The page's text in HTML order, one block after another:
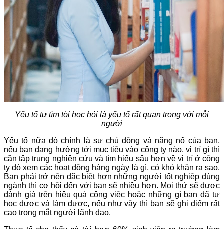
Yếu tố tự tìm tòi học hỏi là yếu tố rất quan trọng với mỗi
người
Yếu tố nữa đó chính là sự chủ động và năng nổ của bạn,
nếu bạn đang hướng tới mục tiêu vào công ty nào, vị trí gì thì
cần tập trung nghiên cứu và tìm hiểu sâu hơn về vị trí ở công
ty đó xem các hoạt động hàng ngày là gì, có khó khăn ra sao.
Bạn phải trở nên đặc biệt hơn những người tốt nghiệp đúng
ngành thì cơ hội đến với bạn sẽ nhiều hơn. Mọi thứ sẽ được
đánh giá trên hiệu quả công việc hoặc những gì bạn đã tự
học được và làm được, nếu như vậy thì bạn sẽ ghi điểm rất
cao trong mắt người lãnh đạo.